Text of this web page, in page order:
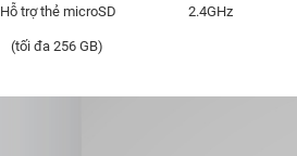
2.4GHz
Hỗ trợ thẻ microSD
(tối đa 256 GB)